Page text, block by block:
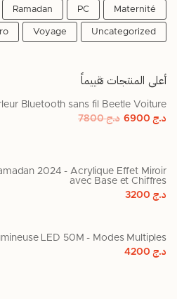
Maternité
PC
Ramadan
Uncategorized
Voyage
أعلى المنتجات تقييماً
Bluetooth sans fil Beetle Voiture
د.ج6900 د.ج7800
2024 - Acrylique Effet Miroir
avec Base et Chiffres
د.ج3200
LED 50M - Modes Multiples
د.ج4200